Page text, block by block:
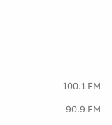
100.1 FM
90.9 FM